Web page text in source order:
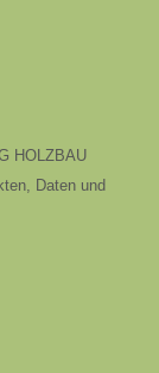
HOLZBAU
Daten und